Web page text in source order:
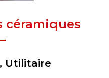
céramiques
Utilitaire